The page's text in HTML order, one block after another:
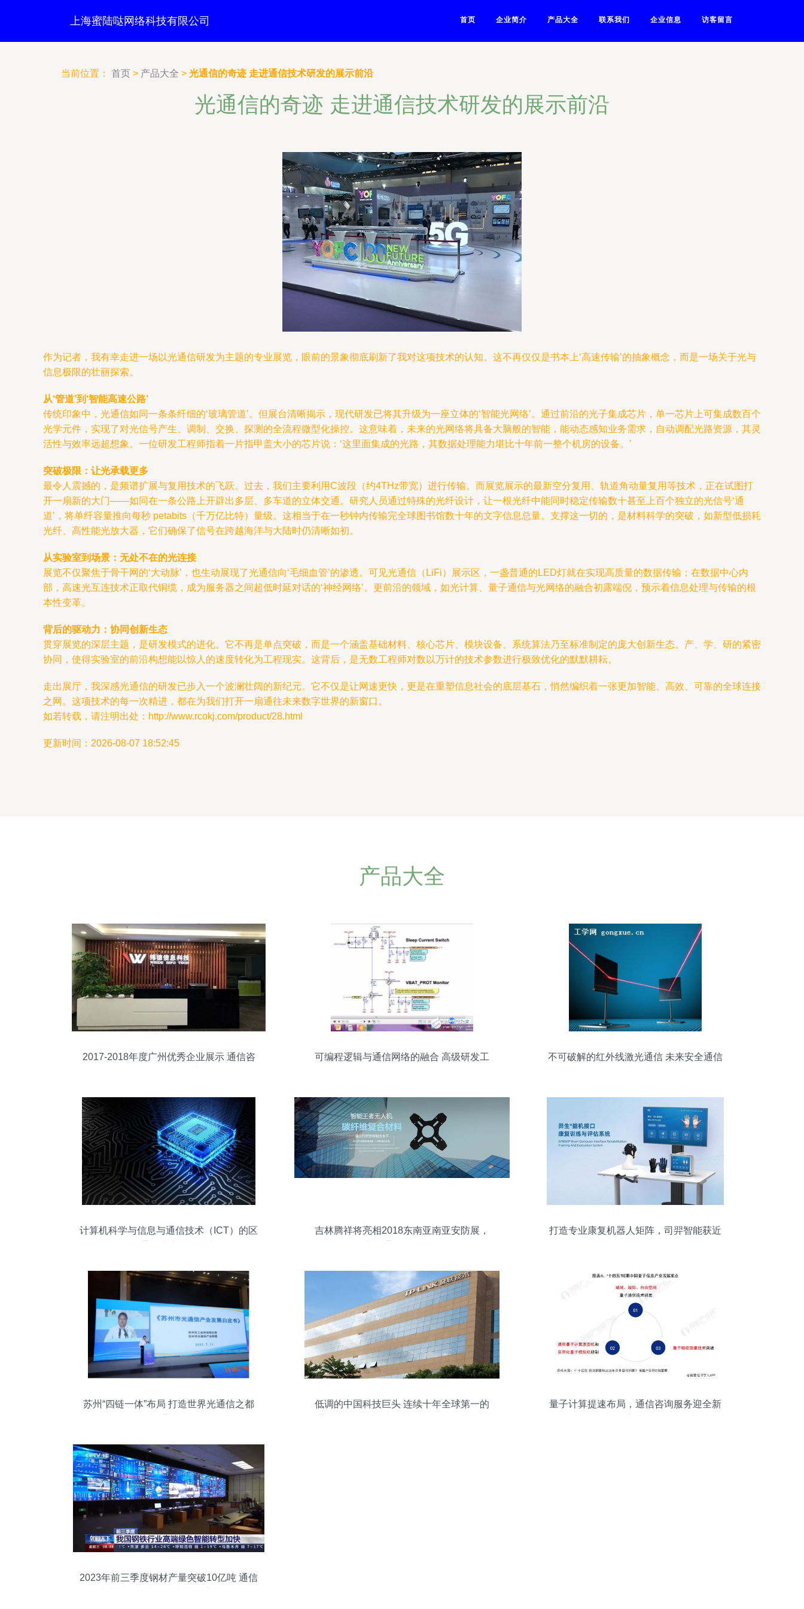
上海蜜陆哒网络科技有限公司 首页 企业简介 产品大全 联系我们 企业信息 访客留言
当前位置： 首页 > 产品大全 > 光通信的奇迹 走进通信技术研发的展示前沿
光通信的奇迹 走进通信技术研发的展示前沿
作为记者，我有幸走进一场以光通信研发为主题的专业展览，眼前的景象彻底刷新了我对这项技术的认知。这不再仅仅是书本上‘高速传输’的抽象概念，而是一场关于光与
信息极限的壮丽探索。
从‘管道’到‘智能高速公路’
传统印象中，光通信如同一条条纤细的‘玻璃管道’。但展台清晰揭示，现代研发已将其升级为一座立体的‘智能光网络’。通过前沿的光子集成芯片，单一芯片上可集成数百个
光学元件，实现了对光信号产生、调制、交换、探测的全流程微型化操控。这意味着，未来的光网络将具备大脑般的智能，能动态感知业务需求，自动调配光路资源，其灵
活性与效率远超想象。一位研发工程师指着一片指甲盖大小的芯片说：‘这里面集成的光路，其数据处理能力堪比十年前一整个机房的设备。’
突破极限：让光承载更多
最令人震撼的，是频谱扩展与复用技术的飞跃。过去，我们主要利用C波段（约4THz带宽）进行传输。而展览展示的最新空分复用、轨道角动量复用等技术，正在试图打
开一扇新的大门——如同在一条公路上开辟出多层、多车道的立体交通。研究人员通过特殊的光纤设计，让一根光纤中能同时稳定传输数十甚至上百个独立的光信号‘通
道’，将单纤容量推向每秒 petabits（千万亿比特）量级。这相当于在一秒钟内传输完全球图书馆数十年的文字信息总量。支撑这一切的，是材料科学的突破，如新型低损耗
光纤、高性能光放大器，它们确保了信号在跨越海洋与大陆时仍清晰如初。
从实验室到场景：无处不在的光连接
展览不仅聚焦于骨干网的‘大动脉’，也生动展现了光通信向‘毛细血管’的渗透。可见光通信（LiFi）展示区，一盏普通的LED灯就在实现高质量的数据传输；在数据中心内
部，高速光互连技术正取代铜缆，成为服务器之间超低时延对话的‘神经网络’。更前沿的领域，如光计算、量子通信与光网络的融合初露端倪，预示着信息处理与传输的根
本性变革。
背后的驱动力：协同创新生态
贯穿展览的深层主题，是研发模式的进化。它不再是单点突破，而是一个涵盖基础材料、核心芯片、模块设备、系统算法乃至标准制定的庞大创新生态。产、学、研的紧密
协同，使得实验室的前沿构想能以惊人的速度转化为工程现实。这背后，是无数工程师对数以万计的技术参数进行极致优化的默默耕耘。
走出展厅，我深感光通信的研发已步入一个波澜壮阔的新纪元。它不仅是让网速更快，更是在重塑信息社会的底层基石，悄然编织着一张更加智能、高效、可靠的全球连接
之网。这项技术的每一次精进，都在为我们打开一扇通往未来数字世界的新窗口。
如若转载，请注明出处：http://www.rcokj.com/product/28.html
更新时间：2026-08-07 18:52:45
产品大全
2017-2018年度广州优秀企业展示 通信咨
可编程逻辑与通信网络的融合 高级研发工
不可破解的红外线激光通信 未来安全通信
计算机科学与信息与通信技术（ICT）的区
吉林腾祥将亮相2018东南亚南亚安防展，
打造专业康复机器人矩阵，司羿智能获近
苏州“四链一体”布局 打造世界光通信之都
低调的中国科技巨头 连续十年全球第一的
量子计算提速布局，通信咨询服务迎全新
2023年前三季度钢材产量突破10亿吨 通信